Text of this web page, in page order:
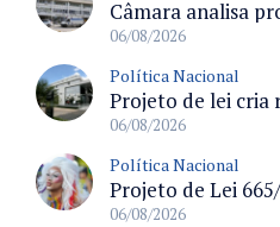
06/08/2026
Política Nacional
06/08/2026
Política Nacional
06/08/2026